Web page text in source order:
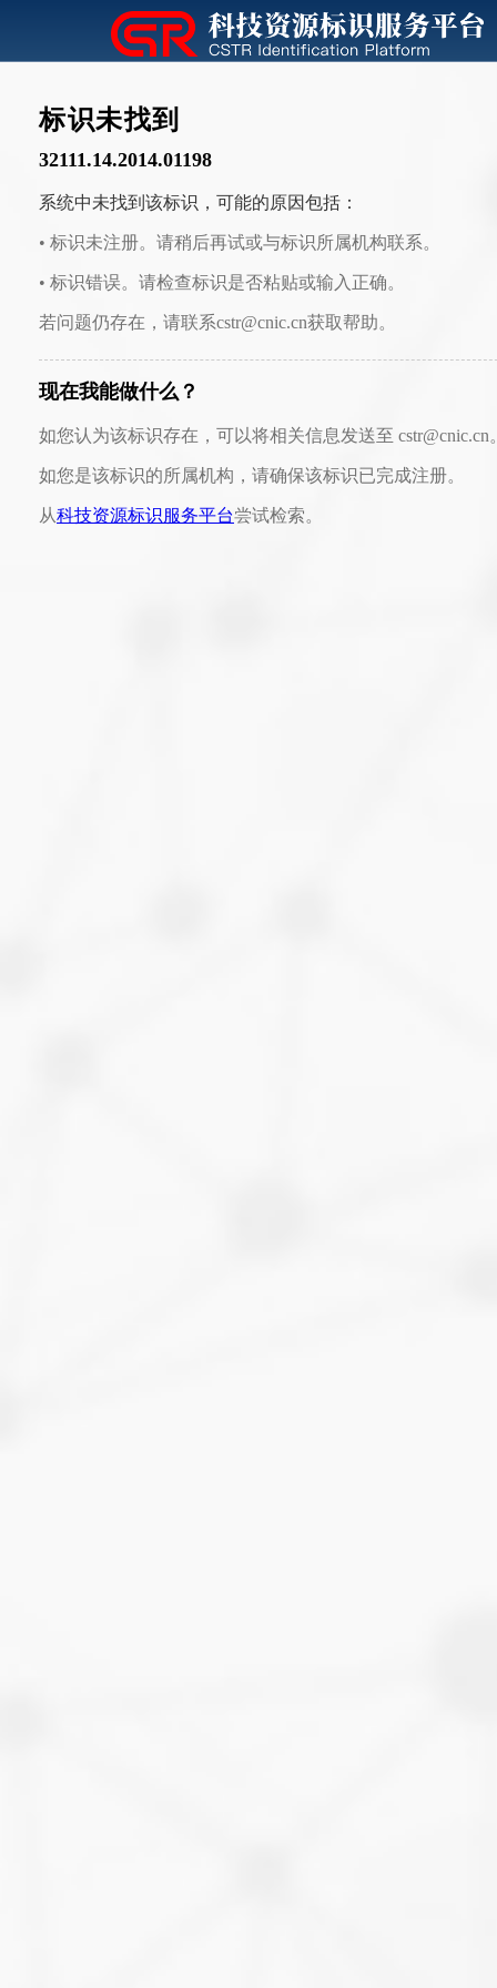
标识未找到
32111.14.2014.01198
系统中未找到该标识，可能的原因包括：
• 标识未注册。请稍后再试或与标识所属机构联系。
• 标识错误。请检查标识是否粘贴或输入正确。
若问题仍存在，请联系cstr@cnic.cn获取帮助。
现在我能做什么？
如您认为该标识存在，可以将相关信息发送至 cstr@cnic.cn
如您是该标识的所属机构，请确保该标识已完成注册。
从科技资源标识服务平台尝试检索。